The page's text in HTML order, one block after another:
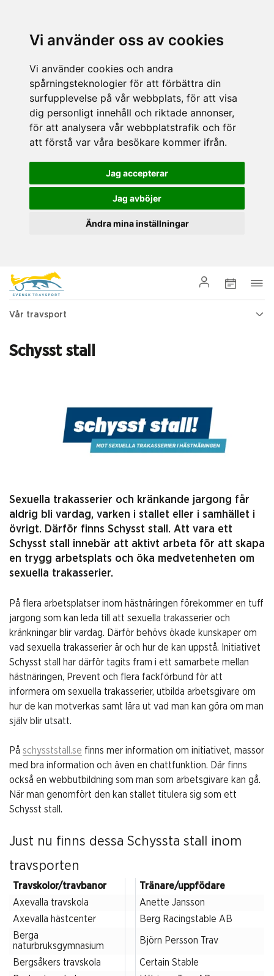
Vi använder oss av cookies
Vi använder cookies och andra
spårningsteknologier för att förbättra din
surfupplevelse på vår webbplats, för att visa
dig personligt innehåll och riktade annonser,
för att analysera vår webbplatstrafik och för
att förstå var våra besökare kommer ifrån.
Jag accepterar
Jag avböjer
Ändra mina inställningar
Vår travsport
Schysst stall
Sexuella trakasserier och kränkande jargong får
aldrig bli vardag, varken i stallet eller i samhället i
övrigt. Därför finns Schysst stall. Att vara ett
Schysst stall innebär att aktivt arbeta för att skapa
en trygg arbetsplats och öka medvetenheten om
sexuella trakasserier.
På flera arbetsplatser inom hästnäringen förekommer en tuff
jargong som kan leda till att sexuella trakasserier och
kränkningar blir vardag. Därför behövs ökade kunskaper om
vad sexuella trakasserier är och hur de kan uppstå. Initiativet
Schysst stall har därför tagits fram i ett samarbete mellan
hästnäringen, Prevent och flera fackförbund för att
informera om sexuella trakasserier, utbilda arbetsgivare om
hur de kan motverkas samt lära ut vad man kan göra om man
själv blir utsatt.
På schysststall.se finns mer information om initiativet, massor
med bra information och även en chattfunktion. Där finns
också en webbutbildning som man som arbetsgivare kan gå.
När man genomfört den kan stallet titulera sig som ett
Schysst stall.
Just nu finns dessa Schyssta stall inom
travsporten
Travskolor/travbanor
Tränare/uppfödare
Axevalla travskola
Anette Jansson
Axevalla hästcenter
Berg Racingstable AB
Berga
naturbruksgymnasium
Björn Persson Trav
Bergsåkers travskola
Certain Stable